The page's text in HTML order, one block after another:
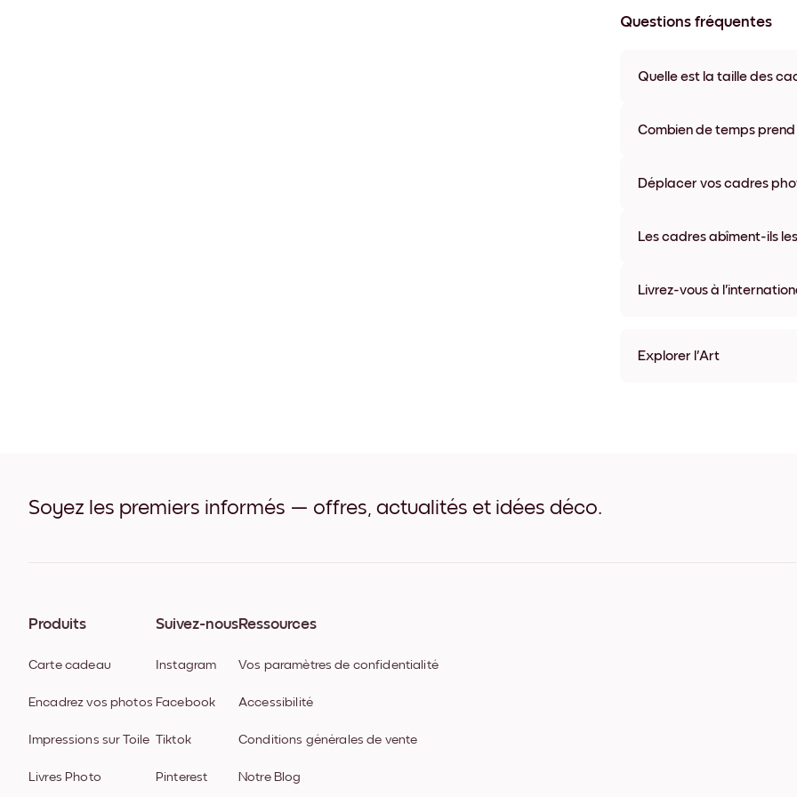
Questions fréquentes
Quelle est la taille des
coloris disponibles, y compris
Combien de temps prend
semaine. Livraison express
Déplacer vos cadres
abîmer vos murs.
Les cadres abîment-ils
Livrez-vous à
Explorer l'Art
Soyez les premiers informés — offres, actualités et idées déco.
Produits
Carte cadeau
Encadrez vos photos
Impressions sur Toile
Livres Photo
Suivez-nous
Instagram
Facebook
Tiktok
Pinterest
Ressources
Vos paramètres de confidentialité
Accessibilité
Conditions générales de vente
Notre Blog